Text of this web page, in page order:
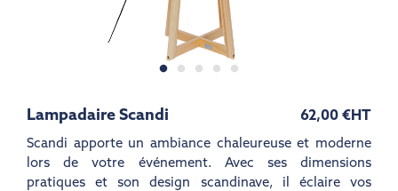
Lampadaire Scandi 62,00 €HT
Scandi apporte un ambiance chaleureuse et moderne
lors de votre événement. Avec ses dimensions
pratiques et son design scandinave, il éclaire vos